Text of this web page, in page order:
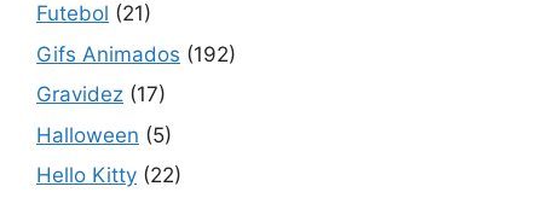
Futebol (21)
Gifs Animados (192)
Gravidez (17)
Halloween (5)
Hello Kitty (22)